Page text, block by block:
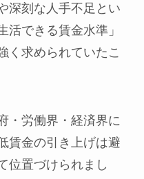
深刻な人手不足とい
活できる賃金水準」
く求められていたこ
・労働界・経済界に
賃金の引き上げは避
位置づけられまし